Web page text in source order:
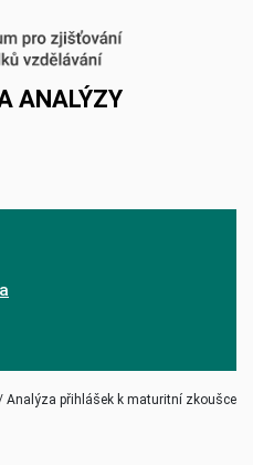
ANALÝZY
Analýza přihlášek k maturitní zkoušce